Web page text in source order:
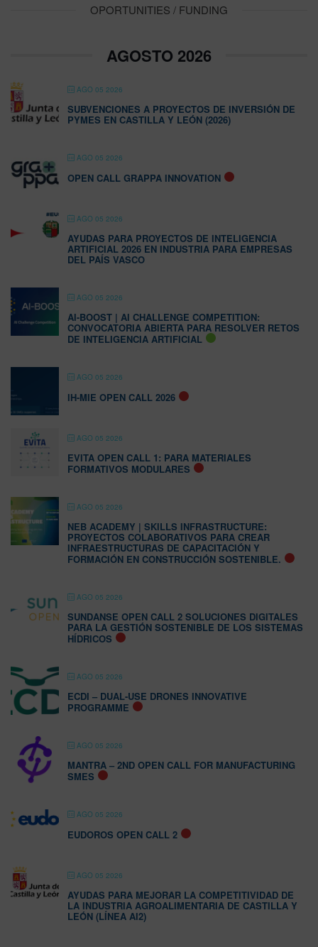
OPORTUNITIES / FUNDING
AGOSTO 2026
AGO 05 2026
SUBVENCIONES A PROYECTOS DE INVERSIÓN DE
PYMES EN CASTILLA Y LEÓN (2026)
AGO 05 2026
OPEN CALL GRAPPA INNOVATION
AGO 05 2026
AYUDAS PARA PROYECTOS DE INTELIGENCIA
ARTIFICIAL 2026 EN INDUSTRIA PARA EMPRESAS
DEL PAÍS VASCO
AGO 05 2026
AI-BOOST | AI CHALLENGE COMPETITION:
CONVOCATORIA ABIERTA PARA RESOLVER RETOS
DE INTELIGENCIA ARTIFICIAL
AGO 05 2026
IH-MIE OPEN CALL 2026
AGO 05 2026
EVITA OPEN CALL 1: PARA MATERIALES
FORMATIVOS MODULARES
AGO 05 2026
NEB ACADEMY | SKILLS INFRASTRUCTURE:
PROYECTOS COLABORATIVOS PARA CREAR
INFRAESTRUCTURAS DE CAPACITACIÓN Y
FORMACIÓN EN CONSTRUCCIÓN SOSTENIBLE.
AGO 05 2026
SUNDANSE OPEN CALL 2 SOLUCIONES DIGITALES
PARA LA GESTIÓN SOSTENIBLE DE LOS SISTEMAS
HÍDRICOS
AGO 05 2026
ECDI – DUAL-USE DRONES INNOVATIVE
PROGRAMME
AGO 05 2026
MANTRA – 2ND OPEN CALL FOR MANUFACTURING
SMES
AGO 05 2026
EUDOROS OPEN CALL 2
AGO 05 2026
AYUDAS PARA MEJORAR LA COMPETITIVIDAD DE
LA INDUSTRIA AGROALIMENTARIA DE CASTILLA Y
LEÓN (LÍNEA AI2)